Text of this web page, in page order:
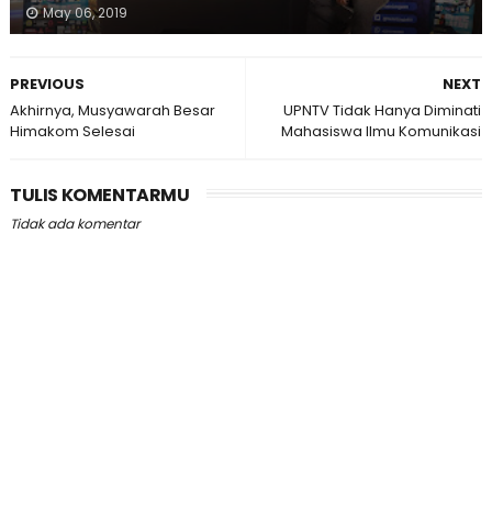
May 06, 2019
NEXT
UPNTV Tidak Hanya Diminati
Mahasiswa Ilmu Komunikasi
PREVIOUS
Akhirnya, Musyawarah Besar
Himakom Selesai
TULIS KOMENTARMU
Tidak ada komentar